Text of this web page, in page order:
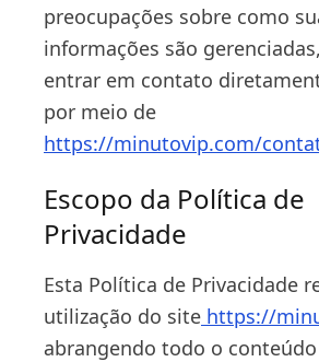
preocupações sobre como
informações são
entrar em contato
por meio de
https://minutovip.com/
Escopo da Política de
Privacidade
Esta Política de Privacidade
utilização do site https://
abrangendo todo o conteúdo